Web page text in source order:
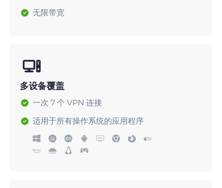
无限带宽
多设备覆盖
一次 7 个 VPN 连接
适用于所有操作系统的应用程序